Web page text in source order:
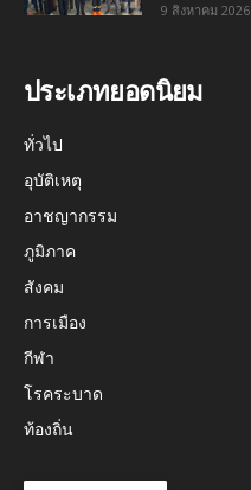
9 สิงหาคม 2026
ประเภทยอดนิยม
ทั่วไป
อุบัติเหตุ
อาชญากรรม
ภูมิภาค
สังคม
การเมือง
กีฬา
โรคระบาด
ท้องถิ่น